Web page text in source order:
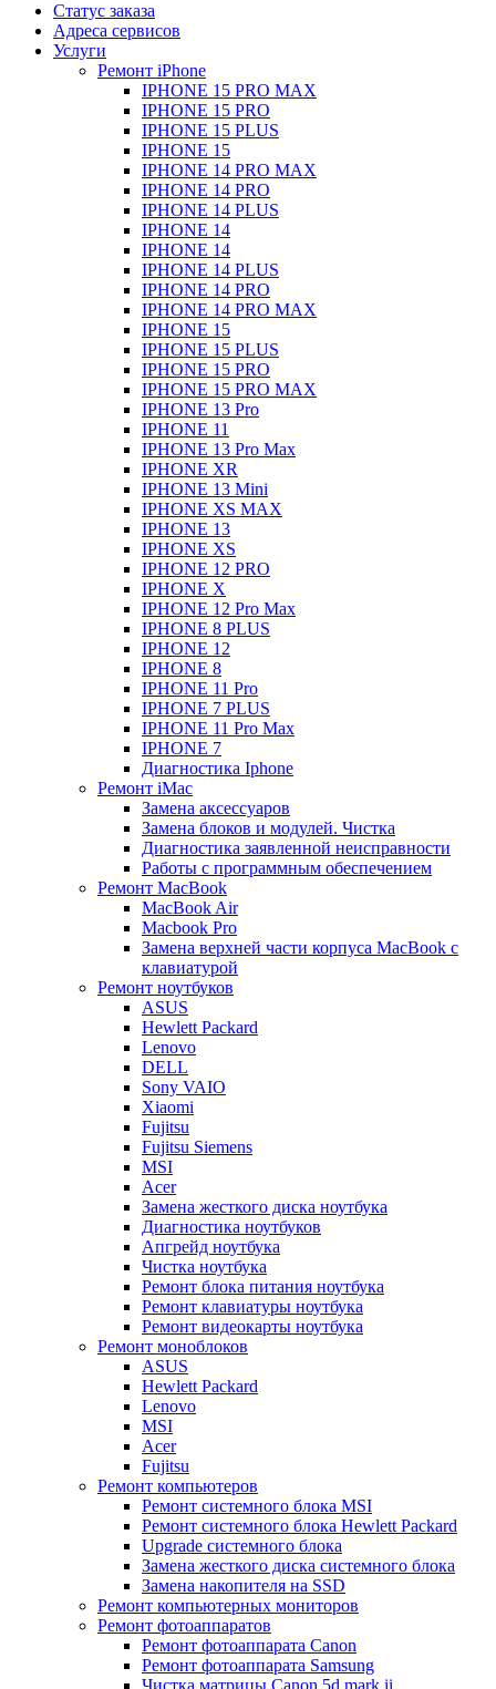
Статус заказа
Адреса сервисов
Услуги
Ремонт iPhone
IPHONE 15 PRO MAX
IPHONE 15 PRO
IPHONE 15 PLUS
IPHONE 15
IPHONE 14 PRO MAX
IPHONE 14 PRO
IPHONE 14 PLUS
IPHONE 14
IPHONE 14
IPHONE 14 PLUS
IPHONE 14 PRO
IPHONE 14 PRO MAX
IPHONE 15
IPHONE 15 PLUS
IPHONE 15 PRO
IPHONE 15 PRO MAX
IPHONE 13 Pro
IPHONE 11
IPHONE 13 Pro Max
IPHONE XR
IPHONE 13 Mini
IPHONE XS MAX
IPHONE 13
IPHONE XS
IPHONE 12 PRO
IPHONE X
IPHONE 12 Pro Max
IPHONE 8 PLUS
IPHONE 12
IPHONE 8
IPHONE 11 Pro
IPHONE 7 PLUS
IPHONE 11 Pro Max
IPHONE 7
Диагностика Iphone
Ремонт iMac
Замена аксессуаров
Замена блоков и модулей. Чистка
Диагностика заявленной неисправности
Работы с программным обеспечением
Ремонт MacBook
MacBook Air
Macbook Pro
Замена верхней части корпуса MacBook с
клавиатурой
Ремонт ноутбуков
ASUS
Hewlett Packard
Lenovo
DELL
Sony VAIO
Xiaomi
Fujitsu
Fujitsu Siemens
MSI
Acer
Замена жесткого диска ноутбука
Диагностика ноутбуков
Апгрейд ноутбука
Чистка ноутбука
Ремонт блока питания ноутбука
Ремонт клавиатуры ноутбука
Ремонт видеокарты ноутбука
Ремонт моноблоков
ASUS
Hewlett Packard
Lenovo
MSI
Acer
Fujitsu
Ремонт компьютеров
Ремонт системного блока MSI
Ремонт системного блока Hewlett Packard
Upgrade системного блока
Замена жесткого диска системного блока
Замена накопителя на SSD
Ремонт компьютерных мониторов
Ремонт фотоаппаратов
Ремонт фотоаппарата Canon
Ремонт фотоаппарата Samsung
Чистка матрицы Canon 5d mark ii